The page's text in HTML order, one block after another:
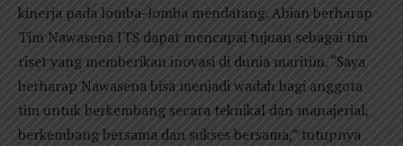
kinerja pada lomba-lomba mendatang. Abian berharap
Tim Nawasena ITS dapat mencapai tujuan sebagai tim
riset yang memberikan inovasi di dunia maritim. “Saya
berharap Nawasena bisa menjadi wadah bagi anggota
tim untuk berkembang secara teknikal dan manajerial,
berkembang bersama dan sukses bersama,” tutupnya